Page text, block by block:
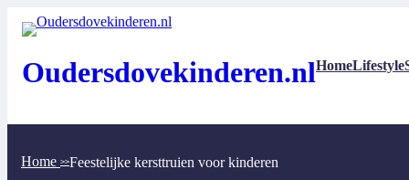
naar
inhoud
Oudersdovekinderen.nlHomeLifestyle
Home >>Feestelijke kersttruien voor kinderen